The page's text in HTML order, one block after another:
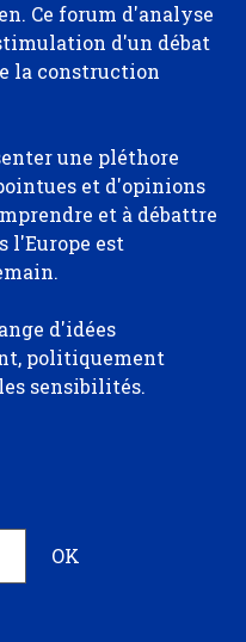
Ce forum d'analyse
d'un débat
la construction
une pléthore
et d'opinions
et à débattre
l'Europe est
d'idées
politiquement
sensibilités.